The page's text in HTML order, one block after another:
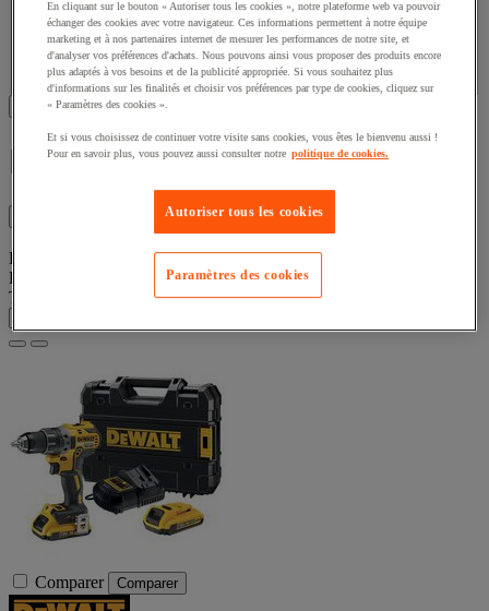
mm
Valeur facette
10) Valider22.5(10)
Afficher les 162 produits
Perceuse Dewalt
Liste de produits
Produits :
( 1 - 48 sur 162 )
Trier par
Comparer Comparer
En cliquant sur le bouton « Autoriser tous les cookies », notre plateforme web va pouvoir
échanger des cookies avec votre navigateur. Ces informations permettent à notre équipe
marketing et à nos partenaires internet de mesurer les performances de notre site, et
d'analyser vos préférences d'achats. Nous pouvons ainsi vous proposer des produits encore
plus adaptés à vos besoins et de la publicité appropriée. Si vous souhaitez plus
d'informations sur les finalités et choisir vos préférences par type de cookies, cliquez sur
« Paramètres des cookies ».
Et si vous choisissez de continuer votre visite sans cookies, vous êtes le bienvenu aussi !
Pour en savoir plus, vous pouvez aussi consulter notre politique de cookies.
Autoriser tous les cookies
Paramètres des cookies